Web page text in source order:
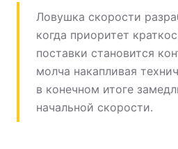
Ловушка скорости
когда приоритет
поставки становится
молча накапливая
в конечном итоге
начальной скорости.